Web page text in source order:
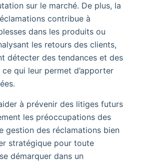
sur le marché. De plus, la
contribue à
dans les produits ou
les retours des clients,
détecter des tendances et des
qui leur permet d’apporter
à prévenir des litiges futurs
les préoccupations des
gestion des réclamations bien
stratégique pour toute
démarquer dans un